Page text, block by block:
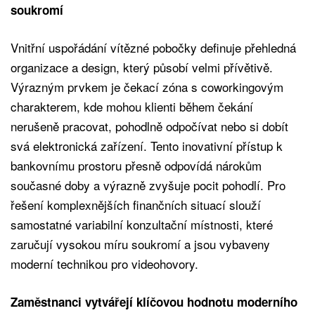
soukromí
Vnitřní uspořádání vítězné pobočky definuje přehledná
organizace a design, který působí velmi přívětivě.
Výrazným prvkem je čekací zóna s coworkingovým
charakterem, kde mohou klienti během čekání
nerušeně pracovat, pohodlně odpočívat nebo si dobít
svá elektronická zařízení. Tento inovativní přístup k
bankovnímu prostoru přesně odpovídá nárokům
současné doby a výrazně zvyšuje pocit pohodlí. Pro
řešení komplexnějších finančních situací slouží
samostatné variabilní konzultační místnosti, které
zaručují vysokou míru soukromí a jsou vybaveny
moderní technikou pro videohovory.
Zaměstnanci vytvářejí klíčovou hodnotu moderního